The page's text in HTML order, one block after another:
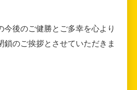
今後のご健勝とご多幸を心より
鎖のご挨拶とさせていただきま